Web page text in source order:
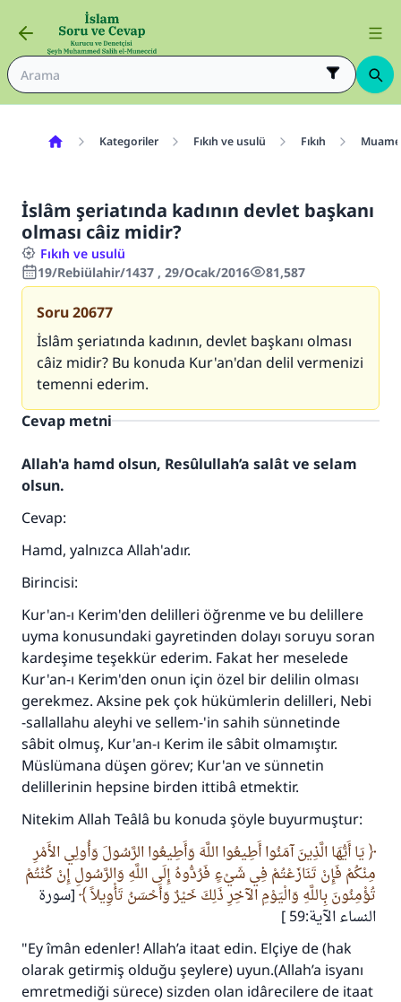
Kategoriler Fıkıh ve usulü Fıkıh
İslâm şeriatında kadının devlet başkanı
olması câiz midir?
Fıkıh ve usulü
19/Rebiülahir/1437 , 29/Ocak/2016
81,587
Soru20677
İslâm şeriatında kadının, devlet başkanı olması
câiz midir? Bu konuda Kur'an'dan delil vermenizi
temenni ederim.
Cevap metni
Allah'a hamd olsun, Resûlullah’a salât ve selam
olsun.
Cevap:
Hamd, yalnızca Allah'adır.
Birincisi:
Kur'an-ı Kerim'den delilleri öğrenme ve bu delillere
uyma konusundaki gayretinden dolayı soruyu soran
kardeşime teşekkür ederim. Fakat her meselede
Kur'an-ı Kerim'den onun için özel bir delilin olması
gerekmez. Aksine pek çok hükümlerin delilleri, Nebi
-sallallahu aleyhi ve sellem-'in sahih sünnetinde
sâbit olmuş, Kur'an-ı Kerim ile sâbit olmamıştır.
Müslümana düşen görev; Kur'an ve sünnetin
delillerinin hepsine birden ittibâ etmektir.
Nitekim Allah Teâlâ bu konuda şöyle buyurmuştur:
يَا أَيُّهَا الَّذِينَ آمَنُوا أَطِيعُوا اللَّهَ وَأَطِيعُوا الرَّسُولَ وَأُولِي الأَمْرِ
مِنْكُمْ فَإِنْ تَنَازَعْتُمْ فِي شَيْءٍ فَرُدُّوهُ إِلَى اللَّهِ وَالرَّسُولِ إِنْ كُنْتُمْ
تُؤْمِنُونَ بِاللَّهِ وَالْيَوْمِ الآخِرِ ذَلِكَ خَيْرٌ وَأَحْسَنُ تَأْوِيلاً
[سورة
النساء الآية:59 ]
"Ey îmân edenler! Allah’a itaat edin. Elçiye de (hak
olarak getirmiş olduğu şeylere) uyun.(Allah’a isyanı
emretmediği sürece) sizden olan idârecilere de itaat